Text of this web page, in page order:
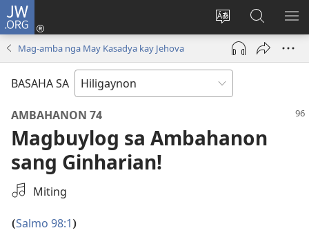
JW.ORG
Islan
ang
lenguahe
sang
site
Mag-
log
(opens
new
Mangita
sa
JW.ORG
Mag-amba nga May Kasadya kay Jehova
BASAHA SA
AMBAHANON 74
Magbuylog sa Ambahanon
sang Ginharian!
Magpili
Audio
Miting
(Salmo 98:1 )